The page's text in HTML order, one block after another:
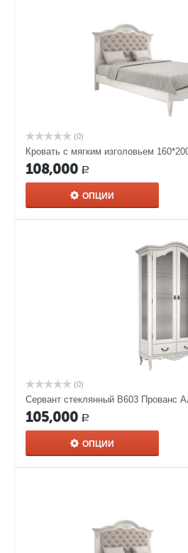
(0)
Кровать с мягким изголовьем
108,000 Р
ОПЦИИ
(0)
Cервант стеклянный В603 Прованс
105,000 Р
ОПЦИИ